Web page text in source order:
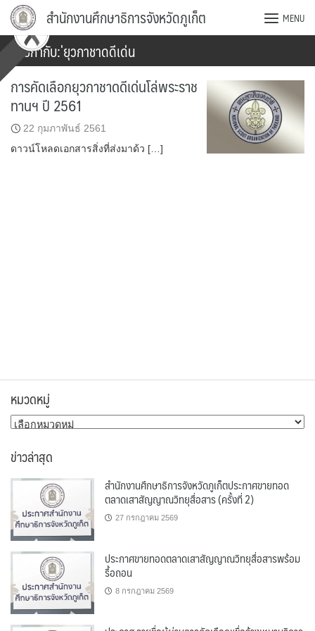
Skip
content
สำนักงานศึกษาธิการจังหวัดภูเก็ต MENU
ป้ายกำกับ:่ยุวกาชาดดีเด่น
การคัดเลือกยุวกาชาดดีเด่นโล่พระราช
ทานฯ ปี 2561
22 กุมภาพันธ์ 2561
ดาวน์โหลดเอกสารสิ่งที่ส่งมาด้ว […]
หมวดหมู่
หมวด
ข่าวล่าสุด
สำนักงานศึกษาธิการจังหวัดภูเก็ตประกาศขายทอด
ตลาดเสาสัญญาณวิทยุสื่อสาร (ครั้งที่ 2)
27 กรกฎาคม 2569
ประกาศขายทอดตลาดเสาสัญญาณวิทยุสื่อสารพร้อม
รื้อถอน
8 กรกฎาคม 2569